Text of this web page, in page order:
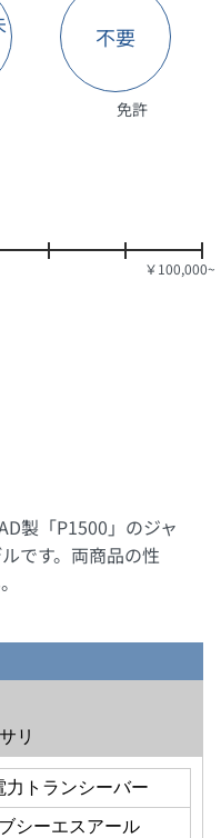
不要
免許
製「P1500」のジャ
です。両商品の性
リ
力トランシーバー
シーエスアール